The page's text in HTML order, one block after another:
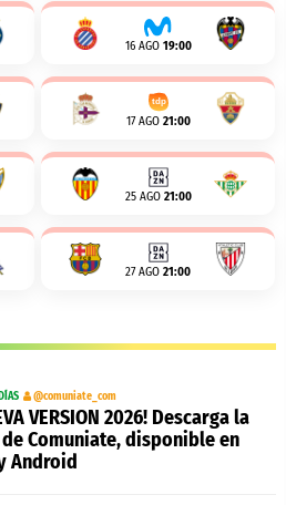
16 AGO 19:00
17 AGO 21:00
25 AGO 21:00
27 AGO 21:00
@comuniate_com
VERSION 2026! Descarga la
de Comuniate, disponible en
Android